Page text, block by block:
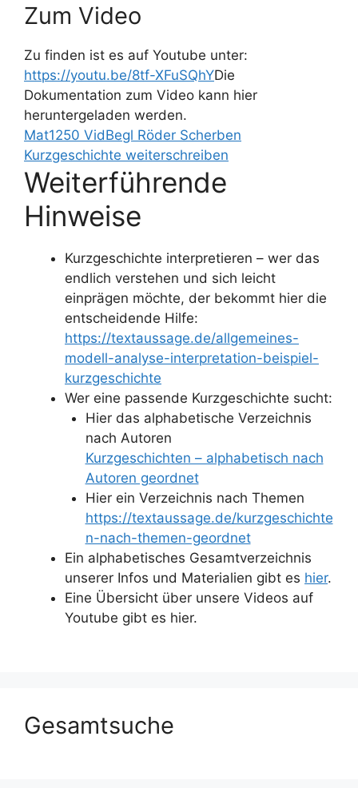
Zum Video
Zu finden ist es auf Youtube unter:
https://youtu.be/8tf-XFuSQhYDie
Dokumentation zum Video kann hier
heruntergeladen werden.
Mat1250 VidBegl Röder Scherben
Kurzgeschichte weiterschreiben
Weiterführende
Hinweise
Kurzgeschichte interpretieren – wer das
endlich verstehen und sich leicht
einprägen möchte, der bekommt hier die
entscheidende Hilfe:
https://textaussage.de/allgemeines-
modell-analyse-interpretation-beispiel-
kurzgeschichte
Wer eine passende Kurzgeschichte sucht:
Hier das alphabetische Verzeichnis
nach Autoren
Kurzgeschichten – alphabetisch nach
Autoren geordnet
Hier ein Verzeichnis nach Themen
https://textaussage.de/kurzgeschichte
n-nach-themen-geordnet
Ein alphabetisches Gesamtverzeichnis
unserer Infos und Materialien gibt es hier.
Eine Übersicht über unsere Videos auf
Youtube gibt es hier.
Gesamtsuche